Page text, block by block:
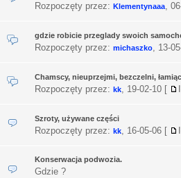
Rozpoczęty przez: Klementynaaa,
gdzie robicie przeglady swoich
Rozpoczęty przez: michaszko, 13-
Chamscy, nieuprzejmi, bezczelni,
Rozpoczęty przez: kk, 19-02-10 [
Szroty, używane części
Rozpoczęty przez: kk, 16-05-06 [
Konserwacja podwozia.
Gdzie ?